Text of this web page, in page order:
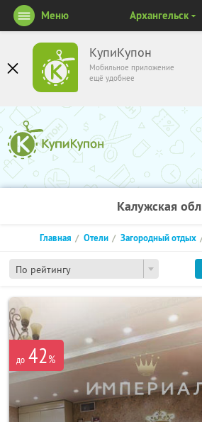
КупиКупон
Мобильное приложение
ещё удобнее
Меню Архангельск
Калужская обл
По рейтингу
Главная Отели Загородный отдых
до 42%